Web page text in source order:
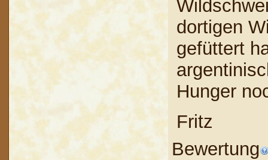
dortigen
gefüttert
Hunger
Fritz
Bewertung